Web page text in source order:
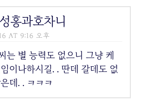
홍과호차니
AT 9:16 오후
는 별 능력도 없으니 그냥 케
이나하시길. . 딴데 갈데도 없
데. . ㅋㅋㅋ